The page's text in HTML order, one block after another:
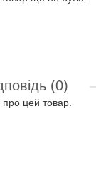
(0)
цей товар.